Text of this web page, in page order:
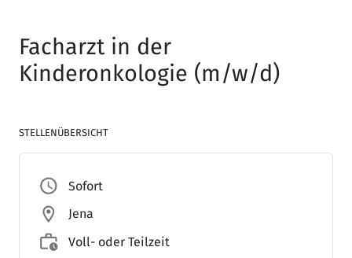
Facharzt in der
Kinderonkologie (m/w/d)
STELLENÜBERSICHT
access_time Sofort
location_on Jena
work_history Voll- oder Teilzeit